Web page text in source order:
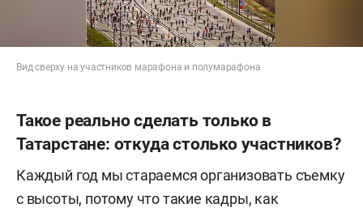
Вид сверху на участников марафона и полумарафона
Такое реально сделать только в
Татарстане: откуда столько участников?
Каждый год мы стараемся организовать съемку
с высоты, потому что такие кадры, как